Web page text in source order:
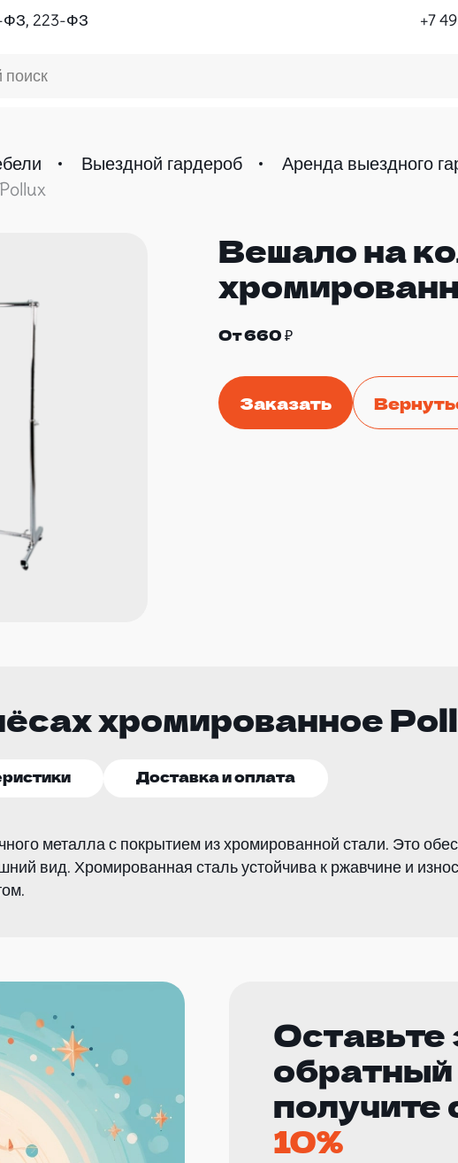
ФЗ, 223-ФЗ +7
Выездной гардероб
Аренда выездного
Вешало на
От 660 ₽
Заказать
хромированное
Доставка и оплата
металла с покрытием из хромированной стали. Это
вид. Хромированная сталь устойчива к ржавчине и
Оставьте
обратный
получите
10%